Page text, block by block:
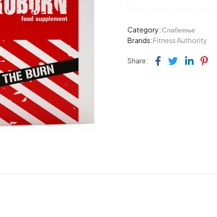
Category:Слабеење
Brands: Fitness Authority
Share: Facebook
Twitter